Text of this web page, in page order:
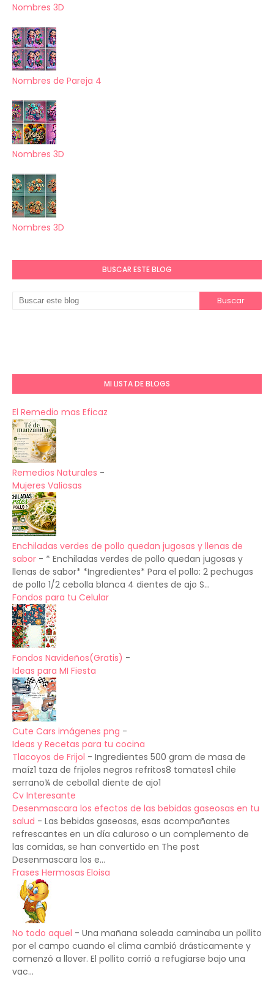
Nombres 3D
Nombres de Pareja 4
Nombres 3D
Nombres 3D
BUSCAR ESTE BLOG
MI LISTA DE BLOGS
El Remedio mas Eficaz
Remedios Naturales -
Mujeres Valiosas
Enchiladas verdes de pollo quedan jugosas y llenas de
sabor - * Enchiladas verdes de pollo quedan jugosas y
llenas de sabor* *Ingredientes* Para el pollo: 2 pechugas
de pollo 1/2 cebolla blanca 4 dientes de ajo S...
Fondos para tu Celular
Fondos Navideños(Gratis) -
Ideas para MI Fiesta
Cute Cars imágenes png -
Ideas y Recetas para tu cocina
Tlacoyos de Frijol - Ingredientes 500 gram de masa de
maíz1 taza de frijoles negros refritos8 tomates1 chile
serrano¼ de cebolla1 diente de ajo1
Cv Interesante
Desenmascara los efectos de las bebidas gaseosas en tu
salud - Las bebidas gaseosas, esas acompañantes
refrescantes en un día caluroso o un complemento de
las comidas, se han convertido en The post
Desenmascara los e...
Frases Hermosas Eloisa
No todo aquel - Una mañana soleada caminaba un pollito
por el campo cuando el clima cambió drásticamente y
comenzó a llover. El pollito corrió a refugiarse bajo una
vac...